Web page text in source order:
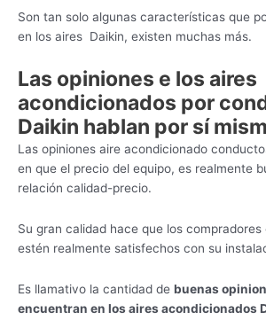
Son tan solo algunas características que
en los aires Daikin, existen muchas más.
Las opiniones e los aires
acondicionados por
Daikin hablan por sí
Las opiniones aire acondicionado
en que el precio del equipo, es realmente
relación calidad-precio.
Su gran calidad hace que los compradores
estén realmente satisfechos con su
Es llamativo la cantidad de buenas
encuentran en los aires acondicionados